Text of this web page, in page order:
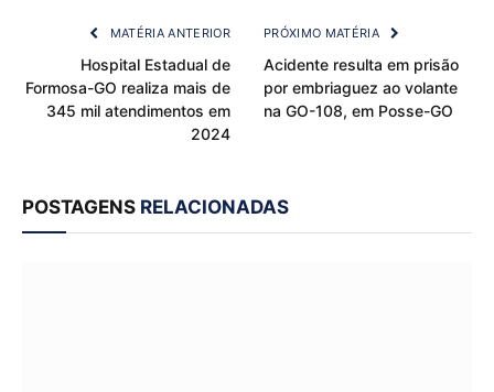
MATÉRIA ANTERIOR
Hospital Estadual de
Formosa-GO realiza mais de
345 mil atendimentos em
2024
PRÓXIMO MATÉRIA
Acidente resulta em prisão
por embriaguez ao volante
na GO-108, em Posse-GO
POSTAGENS RELACIONADAS